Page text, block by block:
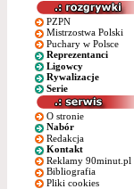
PZPN
Mistrzostwa Polski
Puchary w Polsce
Reprezentanci
Ligowcy
Rywalizacje
Serie
O stronie
Nabór
Redakcja
Kontakt
Reklamy 90minut.pl
Bibliografia
Pliki cookies